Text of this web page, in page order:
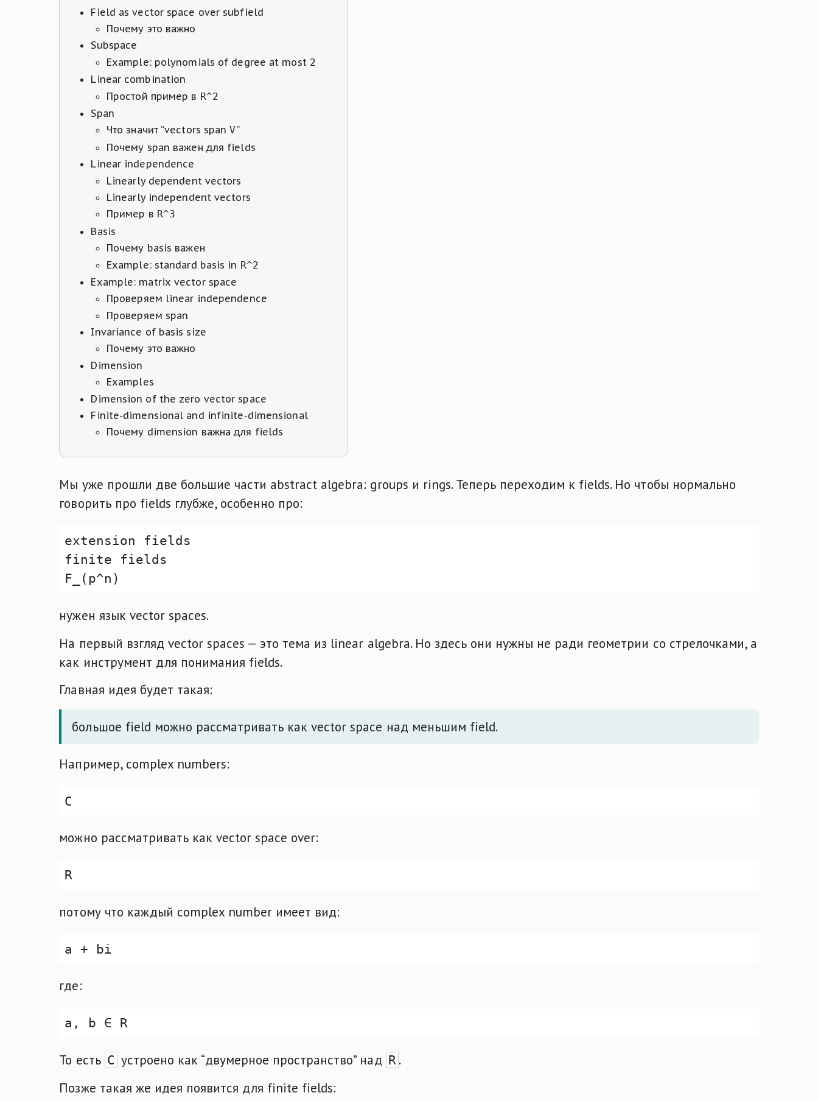
Field as vector space over subfield
Почему это важно
Subspace
Example: polynomials of degree at most 2
Linear combination
Простой пример в R^2
Span
Что значит “vectors spanV”
Почему span важен для fields
Linear independence
Linearly dependent vectors
Linearly independent vectors
Пример в R^3
Basis
Почему basis важен
Example: standard basis in R^2
Example: matrix vector space
Проверяем linear independence
Проверяем span
Invariance of basis size
Почему это важно
Dimension
Examples
Dimension of the zero vector space
Finite-dimensional and infinite-dimensional
Почему dimension важна для fields
Мы уже прошли две большие части abstract algebra: groups и rings. Теперь переходим к fields. Но чтобы нормально
говорить про fields глубже, особенно про:
нужен язык vector spaces.
На первый взгляд vector spaces — это тема из linear algebra. Но здесь они нужны не ради геометрии со стрелочками, а
как инструмент для понимания fields.
Главная идея будет такая:
большое field можно рассматривать как vector space над меньшим field.
Например, complex numbers:
можно рассматривать как vector space over:
R
потому что каждый complex number имеет вид:
где:
a, b ∈ R
То есть C устроено как “двумерное пространство” над R .
Позже такая же идея появится для finite fields: